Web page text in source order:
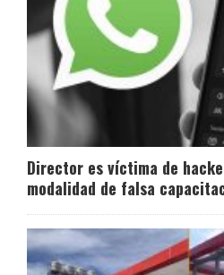
Director es víctima de
modalidad de falsa